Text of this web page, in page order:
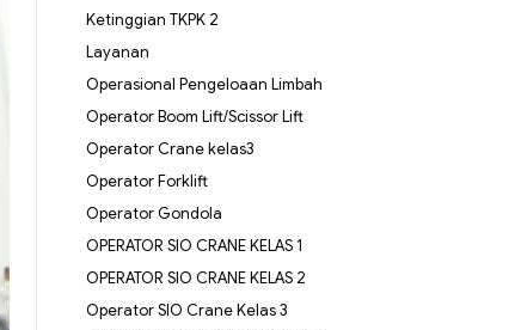
Ketinggian TKPK 2
Layanan
Operasional Pengeloaan Limbah
Operator Boom Lift/Scissor Lift
Operator Crane kelas3
Operator Forklift
Operator Gondola
OPERATOR SIO CRANE KELAS 1
OPERATOR SIO CRANE KELAS 2
Operator SIO Crane Kelas 3